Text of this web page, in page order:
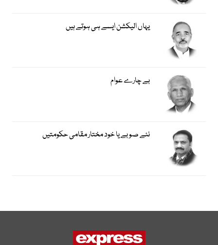
یہاں الیکشن ایسے ہی ہوتے ہیں
بے چارے عوام
نئے صوبے یا خود مختار مقامی حکومتیں